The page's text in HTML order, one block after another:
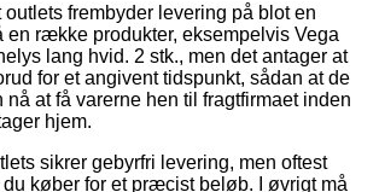
frembyder levering på blot en
en række produkter, eksempelvis Vega
lang hvid. 2 stk., men det antager at
for et angivent tidspunkt, sådan at de
at få varerne hen til fragtfirmaet inden
hjem.
sikrer gebyrfri levering, men oftest
køber for et præcist beløb. I øvrigt må